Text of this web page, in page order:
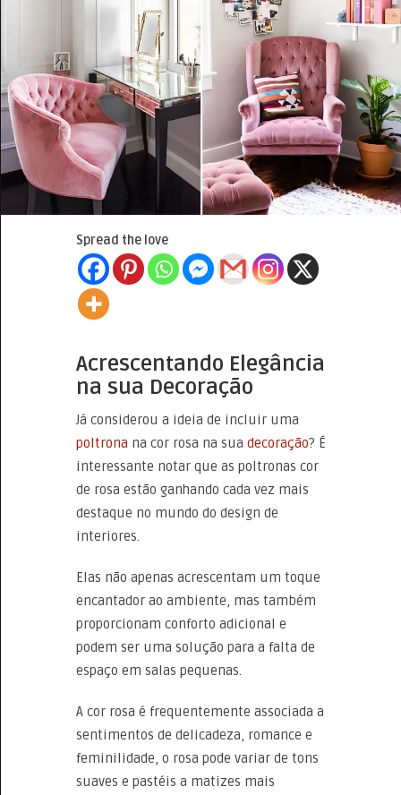
Spread the love
Acrescentando Elegância
na sua Decoração
Já considerou a ideia de incluir uma
poltrona na cor rosa na sua decoração? É
interessante notar que as poltronas cor
de rosa estão ganhando cada vez mais
destaque no mundo do design de
interiores.
Elas não apenas acrescentam um toque
encantador ao ambiente, mas também
proporcionam conforto adicional e
podem ser uma solução para a falta de
espaço em salas pequenas.
A cor rosa é frequentemente associada a
sentimentos de delicadeza, romance e
feminilidade, o rosa pode variar de tons
suaves e pastéis a matizes mais